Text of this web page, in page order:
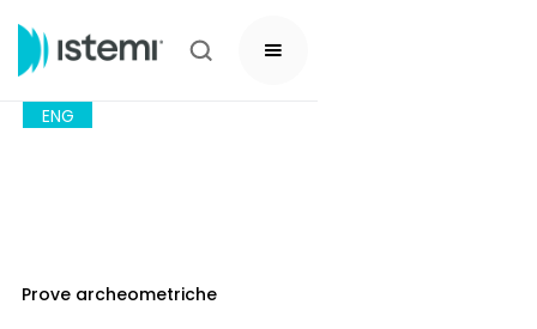
ENG
Prove archeometriche